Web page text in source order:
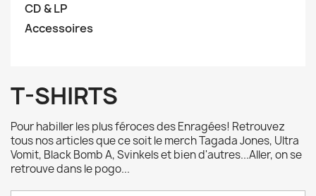
CD & LP
Accessoires
T-SHIRTS
Pour habiller les plus féroces des Enragées! Retrouvez
tous nos articles que ce soit le merch Tagada Jones, Ultra
Vomit, Black Bomb A, Svinkels et bien d'autres...Aller, on se
retrouve dans le pogo...